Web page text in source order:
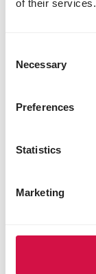
of their services.
Selection
Necessary
Preferences
Statistics
Marketing
Schaut
Sie
nehmen
Sind Sie
das